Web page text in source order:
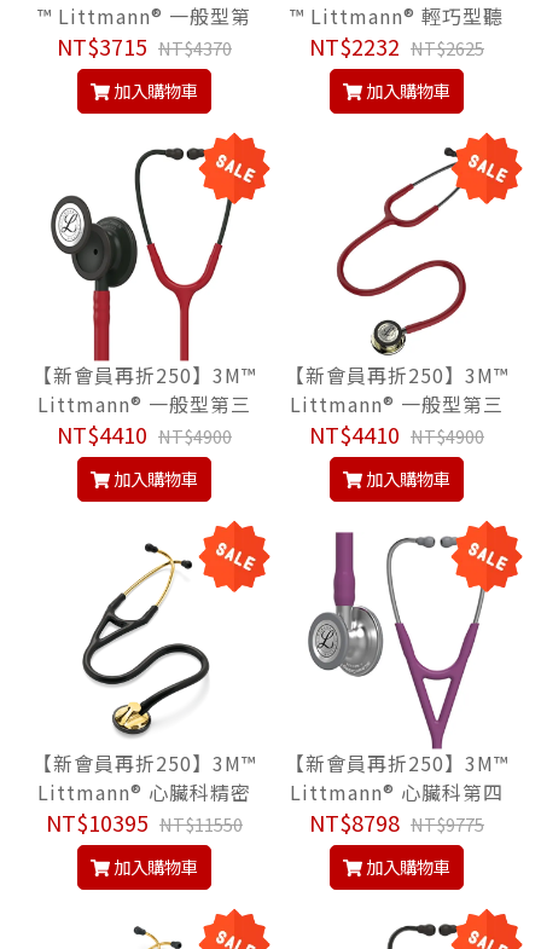
™ Littmann® 一般型第
三代 5839, 檸檬黃色管,
Classic III™ Stethosco
pe, 聽診器
NT$3715 NT$4370
加入購物車
™ Littmann® 輕巧型聽
診器 2456, 珍珠粉色管,
Lightweight II S.E.™ S
tethoscope
NT$2232 NT$2625
加入購物車
【新會員再折250】3M™
Littmann® 一般型第三
代 5868, 蜜棗紅色管/隱
士黑聽頭, Classic III™ S
tethoscope, 聽診器
NT$4410 NT$4900
加入購物車
【新會員再折250】3M™
Littmann® 一般型第三
代 5864, 蜜棗紅色管/香
檳金聽頭, Classic III™ S
tethoscope, 聽診器
NT$4410 NT$4900
加入購物車
【新會員再折250】3M™
Littmann® 心臟科精密
型 2175, 尊爵黑色管/黃
銅金聽頭, Master Cardi
ology™ Stethoscope,
NT$10395 NT$11550
加入購物車
【新會員再折250】3M™
Littmann® 心臟科第四
代 6156, 新貴紫色管, Ca
rdiology IV™ Stethosc
ope, 聽診器
NT$8798 NT$9775
加入購物車